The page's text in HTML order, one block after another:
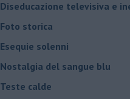
Diseducazione televisiva e
Foto storica
Esequie solenni
Nostalgia del sangue blu
Teste calde